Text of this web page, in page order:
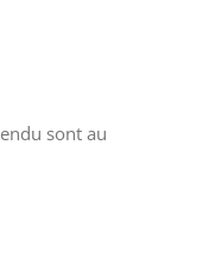
sont au